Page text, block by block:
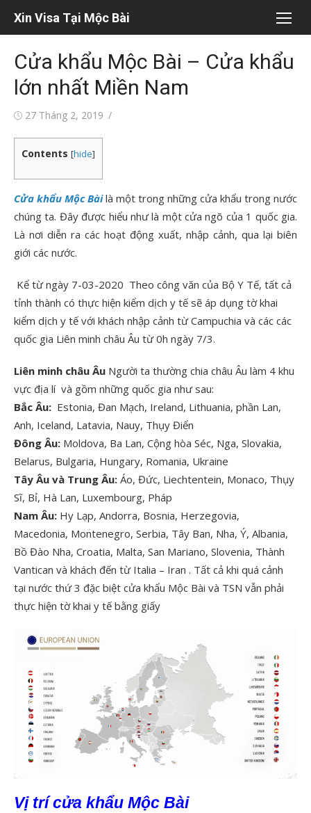
dung
Xin Visa Tại Mộc Bài
Cửa khẩu Mộc Bài – Cửa khẩu
lớn nhất Miền Nam
Đăng27 Tháng 2, 2019
Contents [hide]
Cửa khẩu Mộc Bàilà một trong những cửa khẩu trong nước
chúng ta. Đây được hiểu như là một cửa ngõ của 1 quốc gia.
Là nơi diễn ra các hoạt động xuất, nhập cảnh, qua lại biên
giới các nước.
Kể từ ngày 7-03-2020 Theo công văn của Bộ Y Tế, tất cả
tỉnh thành có thực hiện kiểm dịch y tế sẽ áp dụng tờ khai
kiểm dịch y tế với khách nhập cảnh từ Campuchia và các các
quốc gia Liên minh châu Âu từ 0h ngày 7/3.
Liên minh châu Âu Người ta thường chia châu Âu làm 4 khu
vực địa lí và gồm những quốc gia như sau:
Bắc Âu: Estonia, Đan Mạch, Ireland, Lithuania, phần Lan,
Anh, Iceland, Latavia, Nauy, Thụy Điển
Đông Âu: Moldova, Ba Lan, Cộng hòa Séc, Nga, Slovakia,
Belarus, Bulgaria, Hungary, Romania, Ukraine
Tây Âu và Trung Âu: Áo, Đức, Liechtentein, Monaco, Thụy
Sĩ, Bỉ, Hà Lan, Luxembourg, Pháp
Nam Âu: Hy Lạp, Andorra, Bosnia, Herzegovia,
Macedonia, Montenegro, Serbia, Tây Ban, Nha, Ý, Albania,
Bồ Đào Nha, Croatia, Malta, San Mariano, Slovenia, Thành
Vantican và khách đến từ Italia – Iran . Tất cả khi quá cảnh
tại nước thứ 3 đặc biệt cửa khẩu Mộc Bài và TSN vẫn phải
thực hiện tờ khai y tế bằng giấy
Vị trí cửa khẩu Mộc Bài